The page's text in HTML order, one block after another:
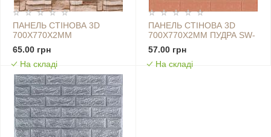
ПАНЕЛЬ СТІНОВА 3D
700Х770Х2ММ
КАТИРИНОСЛАВСЬКА
ЦЕГЛА SW-00001913
65.00 грн
На складі
ПАНЕЛЬ СТІНОВА 3D
700Х770Х2ММ ПУДРА SW-
00001907
57.00 грн
На складі